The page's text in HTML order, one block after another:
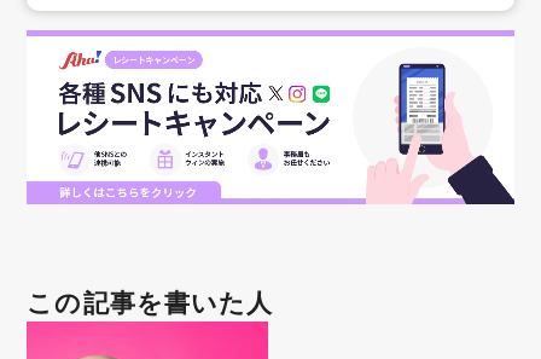
この記事を書いた人